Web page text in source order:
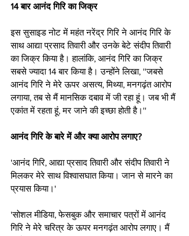
14 बार आनंद गिरि का जिक्र
इस सुसाइड नोट में महंत नरेंद्र गिरि ने आनंद गिरि के
साथ आद्या प्रसाद तिवारी और उनके बेटे संदीप तिवारी
का जिक्र किया है। हालांकि, आनंद गिरि का जिक्र
सबसे ज्यादा 14 बार किया है। उन्होंने लिखा, ''जबसे
आनंद गिरि ने मेरे ऊपर असत्य, मिथ्या, मनगढ़ंत आरोप
लगाया, तब से मैं मानसिक दबाव में जी रहा हूं। जब भी मैं
एकांत में रहता हूं, मर जाने की इच्छा होती है।''
आनंद गिरि के बारे में और क्या आरोप लगाए?
'आनंद गिरि, आद्या प्रसाद तिवारी और संदीप तिवारी ने
मिलकर मेरे साथ विश्वासघात किया। जान से मारने का
प्रयास किया।'
'सोशल मीडिया, फेसबुक और समाचार पत्रों में आनंद
गिरि ने मेरे चरित्र के ऊपर मनगढ़ंत आरोप लगाए। मैं